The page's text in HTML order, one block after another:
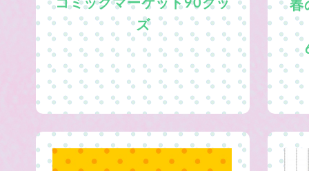
コミックマーケット90グッ
ズ
春